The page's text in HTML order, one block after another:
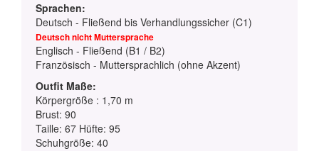
Sprachen:
Deutsch - Fließend bis Verhandlungssicher (C1)
Deutsch nicht Muttersprache
Englisch - Fließend (B1 / B2)
Französisch - Muttersprachlich (ohne Akzent)
Outfit Maße:
Körpergröße : 1,70 m
Brust: 90
Taille: 67 Hüfte: 95
Schuhgröße: 40